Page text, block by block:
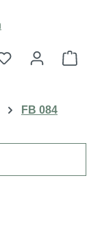
FB 084